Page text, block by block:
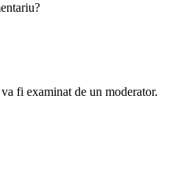
fi examinat de un moderator.